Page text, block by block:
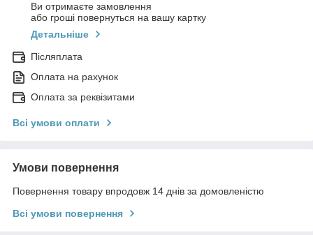
Ви отримаєте замовлення
або гроші повернуться на вашу картку
Детальніше
Післяплата
Оплата на рахунок
Оплата за реквізитами
Всі умови оплати
Умови повернення
Повернення товару впродовж 14 днів за домовленістю
Всі умови повернення